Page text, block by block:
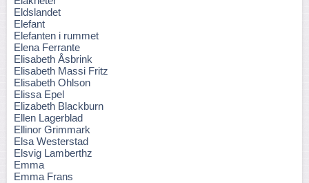
Eldslandet
Elefant
Elefanten i rummet
Elena Ferrante
Elisabeth Åsbrink
Elisabeth Massi Fritz
Elisabeth Ohlson
Elissa Epel
Elizabeth Blackburn
Ellen Lagerblad
Ellinor Grimmark
Elsa Westerstad
Elsvig Lamberthz
Emma
Emma Frans